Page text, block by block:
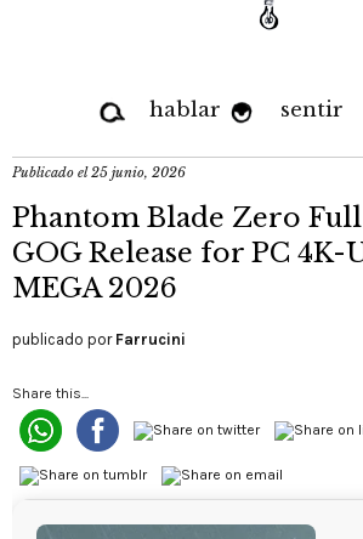
hablar sentir
Publicado el25 junio, 2026
Phantom Blade Zero
GOG Release for PC
MEGA 2026
publicado por Farrucini
Share this...